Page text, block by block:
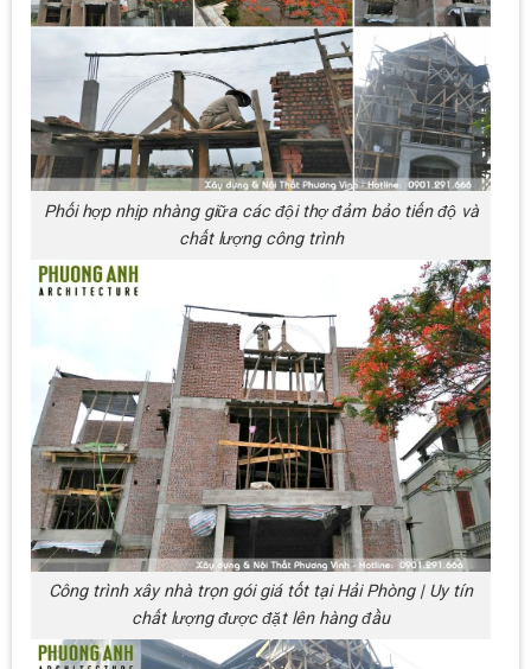
Phối hợp nhịp nhàng giữa các đội thợ đảm bảo tiến độ và
chất lượng công trình
Công trình xây nhà trọn gói giá tốt tại Hải Phòng | Uy tín
chất lượng được đặt lên hàng đầu